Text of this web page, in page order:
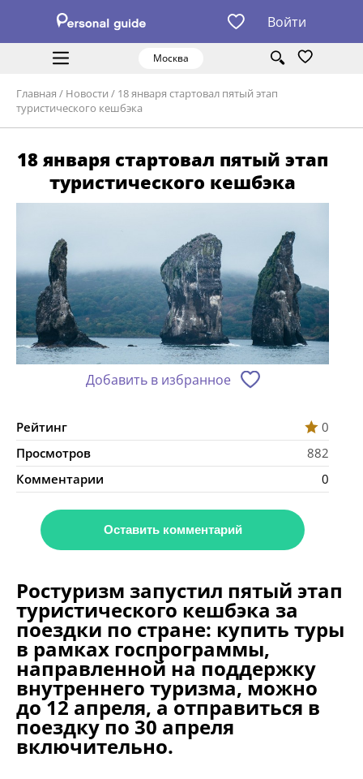
Войти
Москва
Главная / Новости / 18 января стартовал пятый этап
туристического кешбэка
18 января стартовал пятый этап
туристического кешбэка
Добавить в избранное
Рейтинг
0
Просмотров
882
Комментарии
0
Оставить комментарий
Ростуризм запустил пятый этап
туристического кешбэка за
поездки по стране: купить туры
в рамках госпрограммы,
направленной на поддержку
внутреннего туризма, можно
до 12 апреля, а отправиться в
поездку по 30 апреля
включительно.